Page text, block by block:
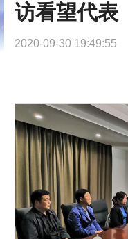
访看望代表
2020-09-30 19:49:55